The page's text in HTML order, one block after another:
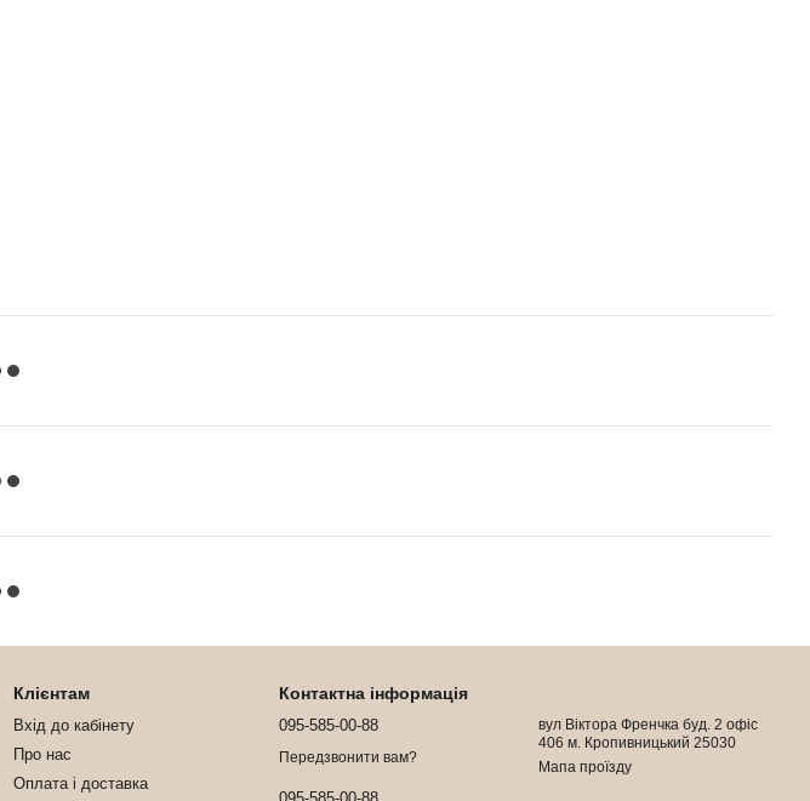
Клієнтам
Вхід до кабінету
Про нас
Оплата і доставка
Контактна інформація
095-585-00-88
Передзвонити вам?
вул Віктора Френчка буд. 2 офіс
406 м. Кропивницький 25030
Мапа проїзду